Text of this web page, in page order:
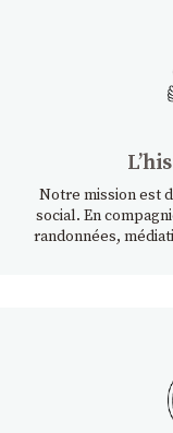
Notre mission est
social. En
randonnées,